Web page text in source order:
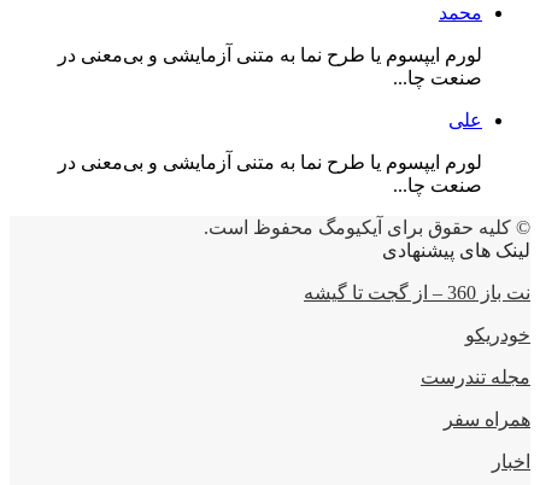
محمد
لورم ایپسوم یا طرح‌ نما به متنی آزمایشی و بی‌معنی در
صنعت چا...
علی
لورم ایپسوم یا طرح‌ نما به متنی آزمایشی و بی‌معنی در
صنعت چا...
© کلیه حقوق برای آیکیومگ محفوظ است.
لینک های پیشنهادی
نت باز 360 – از گجت تا گیشه
خودریکو
مجله‌ تندرست
همراه سفر
اخبار